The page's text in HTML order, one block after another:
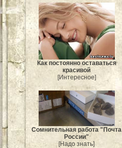
Как постоянно оставаться
красивой
[Интересное]
Сомнительная работа "Почта
России"
[Надо знать]